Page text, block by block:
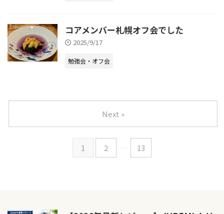
コアメンバー札幌オフ会でした
2025/9/17
勉強会・オフ会
1 2 … 13
Next »